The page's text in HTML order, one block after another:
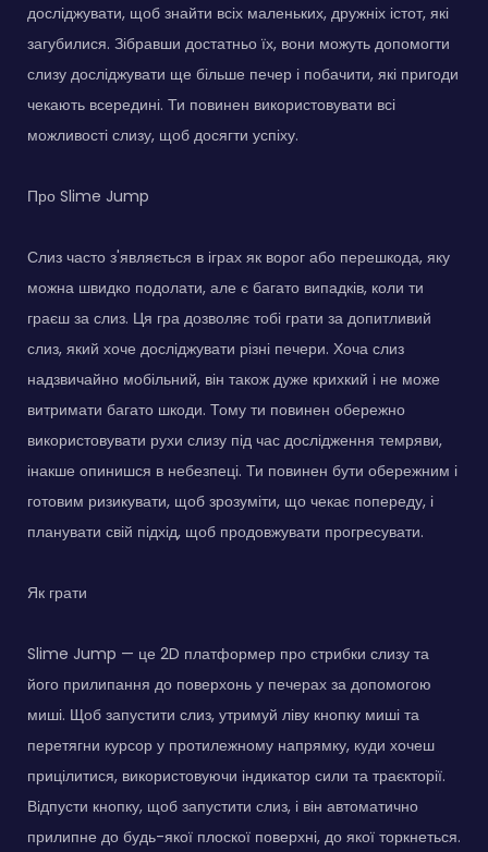
досліджувати, щоб знайти всіх маленьких, дружніх істот, які
загубилися. Зібравши достатньо їх, вони можуть допомогти
слизу досліджувати ще більше печер і побачити, які пригоди
чекають всередині. Ти повинен використовувати всі
можливості слизу, щоб досягти успіху.
Про Slime Jump
Слиз часто з'являється в іграх як ворог або перешкода, яку
можна швидко подолати, але є багато випадків, коли ти
граєш за слиз. Ця гра дозволяє тобі грати за допитливий
слиз, який хоче досліджувати різні печери. Хоча слиз
надзвичайно мобільний, він також дуже крихкий і не може
витримати багато шкоди. Тому ти повинен обережно
використовувати рухи слизу під час дослідження темряви,
інакше опинишся в небезпеці. Ти повинен бути обережним і
готовим ризикувати, щоб зрозуміти, що чекає попереду, і
планувати свій підхід, щоб продовжувати прогресувати.
Як грати
Slime Jump — це 2D платформер про стрибки слизу та
його прилипання до поверхонь у печерах за допомогою
миші. Щоб запустити слиз, утримуй ліву кнопку миші та
перетягни курсор у протилежному напрямку, куди хочеш
прицілитися, використовуючи індикатор сили та траєкторії.
Відпусти кнопку, щоб запустити слиз, і він автоматично
прилипне до будь-якої плоскої поверхні, до якої торкнеться.